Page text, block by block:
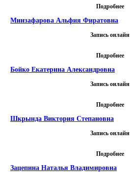
Подробнее
Минзафарова Альфия Фиратовна
Запись онлайн
Подробнее
Бойко Екатерина Александровна
Запись онлайн
Подробнее
Шкрында Виктория Степановна
Запись онлайн
Подробнее
Зацепина Наталья Владимировна